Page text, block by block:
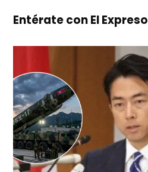
Entérate con El Expreso